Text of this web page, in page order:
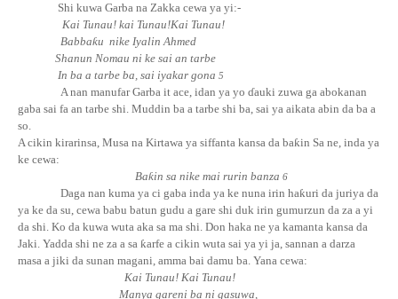
Shi kuwa Garba na Zakka cewa ya yi:-
Kai Tunau! kai Tunau!Kai Tunau!
Babbaƙu nike Iyalin Ahmed
Shanun Nomau ni ke sai an tarbe
In ba a tarbe ba, sai iyakar gona 5
A nan manufar Garba it ace, idan ya yo ɗauki zuwa ga abokanan
gaba sai fa an tarbe shi. Muddin ba a tarbe shi ba, sai ya aikata abin da ba a
so.
A cikin kirarinsa, Musa na Kirtawa ya siffanta kansa da baƙin Sa ne, inda ya
ke cewa:
Baƙin sa nike mai rurin banza 6
Daga nan kuma ya ci gaba inda ya ke nuna irin haƙuri da juriya da
ya ke da su, cewa babu batun gudu a gare shi duk irin gumurzun da za a yi
da shi. Ko da kuwa wuta aka sa ma shi. Don haka ne ya kamanta kansa da
Jaki. Yadda shi ne za a sa ƙarfe a cikin wuta sai ya yi ja, sannan a darza
masa a jiki da sunan magani, amma bai damu ba. Yana cewa:
Kai Tunau! Kai Tunau!
Manya gareni ba ni gasuwa,